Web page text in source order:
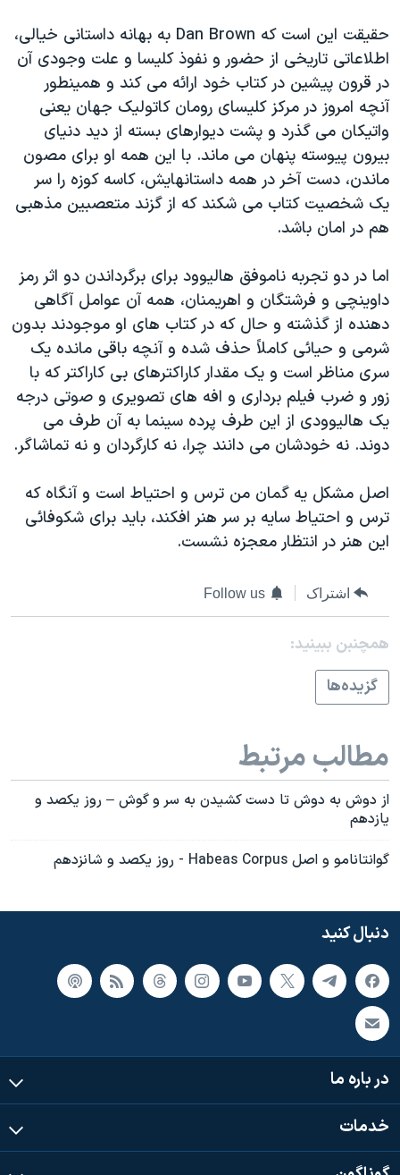
حقیقت این است که Dan Brown به بهانه داستانی خیالی،
اطلاعاتی تاریخی از حضور و نفوذ کلیسا و علت وجودی آن
در قرون پیشین در کتاب خود ارائه می کند و همینطور
آنچه امروز در مرکز کلیسای رومان کاتولیک جهان یعنی
واتیکان می گذرد و پشت دیوارهای بسته از دید دنیای
بیرون پیوسته پنهان می ماند. با این همه او برای مصون
ماندن، دست آخر در همه داستانهایش، کاسه کوزه را سر
یک شخصیت کتاب می شکند که از گزند متعصبین مذهبی
هم در امان باشد.
اما در دو تجربه ناموفق هالیوود برای برگرداندن دو اثر رمز
داوینچی و فرشتگان و اهریمنان، همه آن عوامل آگاهی
دهنده از گذشته و حال که در کتاب های او موجودند بدون
شرمی و حیائی کاملاً حذف شده و آنچه باقی مانده یک
سری مناظر است و یک مقدار کاراکترهای بی کاراکتر که با
زور و ضرب فیلم برداری و افه های تصویری و صوتی درجه
یک هالیوودی از این طرف پرده سینما به آن طرف می
دوند. نه خودشان می دانند چرا، نه کارگردان و نه تماشاگر.
اصل مشکل یه گمان من ترس و احتیاط است و آنگاه که
ترس و احتیاط سایه بر سر هنر افکند، باید برای شکوفائی
این هنر در انتظار معجزه نشست.
اشتراک Follow us
همچنبن ببینید:
گزيده‌ها
مطالب مرتبط
از دوش به دوش تا دست کشيدن به سر و گوش – روز يکصد و
يازدهم
گوانتانامو و اصل Habeas Corpus - روز یکصد و شانزدهم
دنبال کنید
در باره ما
خدمات